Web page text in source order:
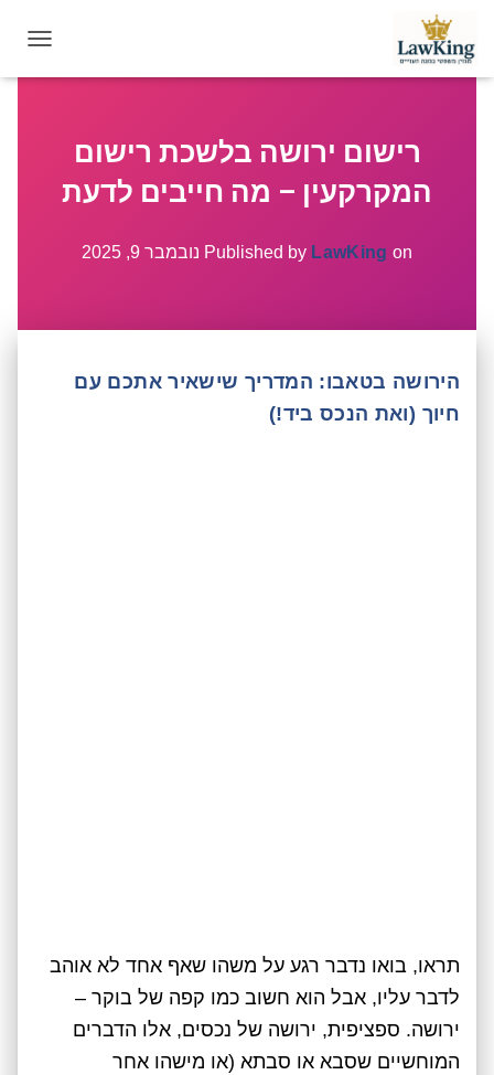
O
T
רישום ירושה בלשכת רישום
המקרקעין – מה חייבים לדעת
Published by LawKing on נובמבר 9, 2025
הירושה בטאבו: המדריך שישאיר אתכם עם
חיוך (ואת הנכס ביד!)
תראו, בואו נדבר רגע על משהו שאף אחד לא אוהב
לדבר עליו, אבל הוא חשוב כמו קפה של בוקר –
ירושה. ספציפית, ירושה של נכסים, אלו הדברים
המוחשיים שסבא או סבתא (או מישהו אחר